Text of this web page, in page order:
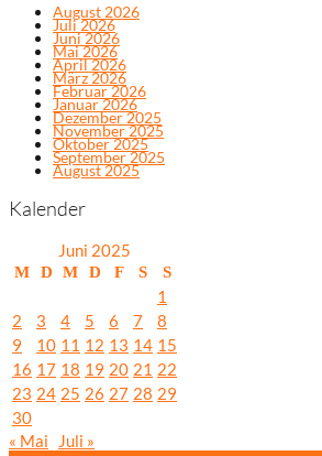
August 2026
Juli 2026
Juni 2026
Mai 2026
April 2026
März 2026
Februar 2026
Januar 2026
Dezember 2025
November 2025
Oktober 2025
September 2025
August 2025
Kalender
Juni 2025
M D M D F S S
1
2
3 4 5 6 7
8
9
10 11 12 13 14 15
16 17 18 19 20 21 22
23 24 25 26 27 28 29
30
« Mai
Juli »